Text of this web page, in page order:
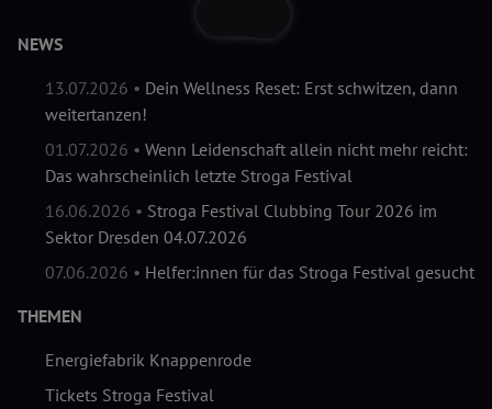
NEWS
13.07.2026 • Dein Wellness Reset: Erst schwitzen, dann
weitertanzen!
01.07.2026 • Wenn Leidenschaft allein nicht mehr reicht:
Das wahrscheinlich letzte Stroga Festival
16.06.2026 • Stroga Festival Clubbing Tour 2026 im
Sektor Dresden 04.07.2026
07.06.2026 • Helfer:innen für das Stroga Festival gesucht
THEMEN
Energiefabrik Knappenrode
Tickets Stroga Festival